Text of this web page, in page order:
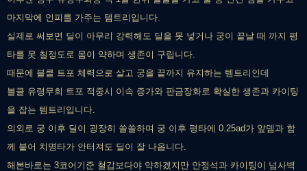
마지막에 인피를 가주는 템트리입니다.
실제로 써보면 딜이 아무리 강력해도 딜을 못 넣거나 궁이 끝날 때 까지 평
타를 못 칠정도로 몸이 약하며 생존이 구립니다.
때문에 블클 트포 체력으로 살고 궁을 끝까지 유지하는 템트리인데
블클 유령무희 트포 적중시 이속 증가와 판금장화로 확실한 생존과 카이팅
을 잡는 템트리입니다.
의외로 궁 이후 딜이 굉장히 쏠쏠하며 궁 이후 평타에 0.25ad가 앞뎀과 함
께 붙어 치명타가 안터져도 딜이 잘 나옵니다.
해본바로는 3코어기준 철갑보다야 약하겠지만 안정석과 카이팅이 넘사벽